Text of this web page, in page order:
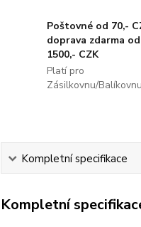
Poštovné od 70,-
doprava zdarma od
1500,- CZK
Platí pro
Zásilkovnu/
Kompletní specifikace
Kompletní